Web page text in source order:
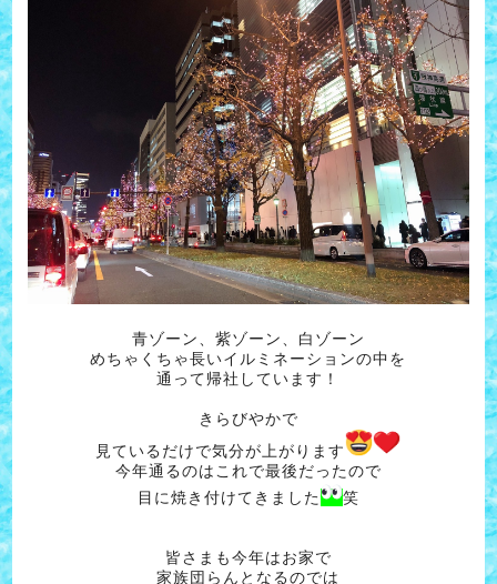
青ゾーン、紫ゾーン、白ゾーン
めちゃくちゃ長いイルミネーションの中を
通って帰社しています！
きらびやかで
見ているだけで気分が上がります
今年通るのはこれで最後だったので
目に焼き付けてきました
笑
皆さまも今年はお家で
家族団らんとなるのでは